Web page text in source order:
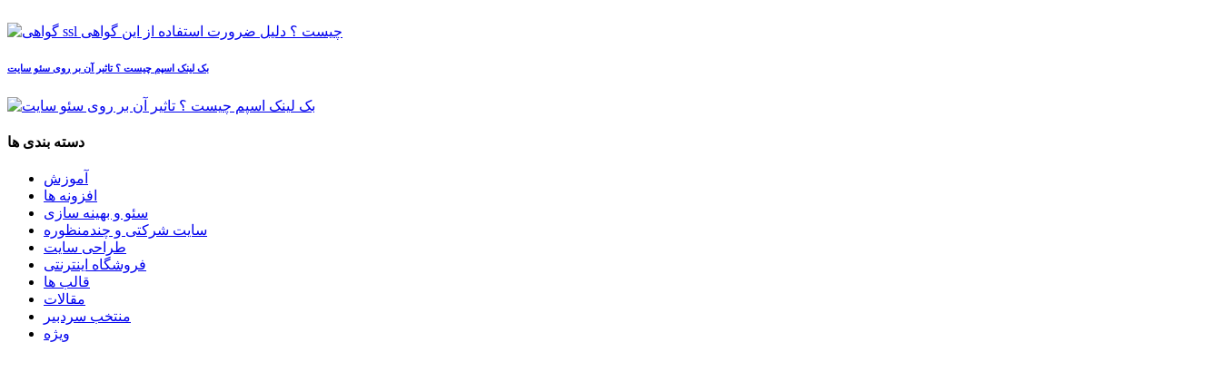
بک لینک اسپم چیست ؟ تاثیر آن بر روی سئو سایت
دسته بندی ها
آموزش
افزونه ها
سئو و بهینه سازی
سایت شرکتی و چندمنظوره
طراحی سایت
فروشگاه اینترنتی
قالب ها
مقالات
منتخب سردبیر
ویژه